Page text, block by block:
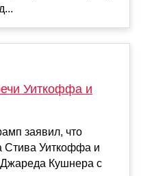
Уиткоффа и
заявил, что
Стива Уиткоффа и
Джареда Кушнера с